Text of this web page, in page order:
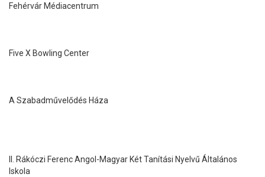
Fehérvár Médiacentrum
Five X Bowling Center
A Szabadművelődés Háza
II. Rákóczi Ferenc Angol-Magyar Két Tanítási Nyelvű Általános
Iskola